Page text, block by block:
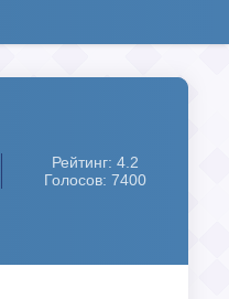
Рейтинг: 4.2
Голосов: 7400